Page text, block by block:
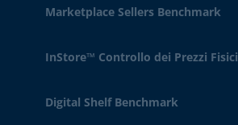
Marketplace Sellers Benchmark
InStore™ Controllo dei Prezzi Fisici
Digital Shelf Benchmark